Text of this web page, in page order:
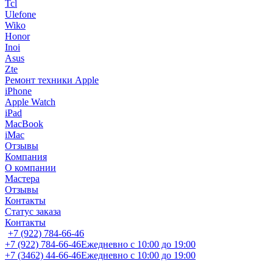
Tcl
Ulefone
Wiko
Honor
Inoi
Asus
Zte
Ремонт техники Apple
iPhone
Apple Watch
iPad
MacBook
iMac
Отзывы
Компания
О компании
Мастера
Отзывы
Контакты
Статус заказа
Контакты
+7 (922) 784-66-46
+7 (922) 784-66-46Ежедневно с 10:00 до 19:00
+7 (3462) 44-66-46Ежедневно с 10:00 до 19:00